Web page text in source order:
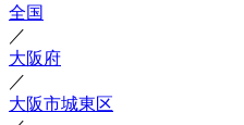
全国
／
大阪府
／
大阪市城東区